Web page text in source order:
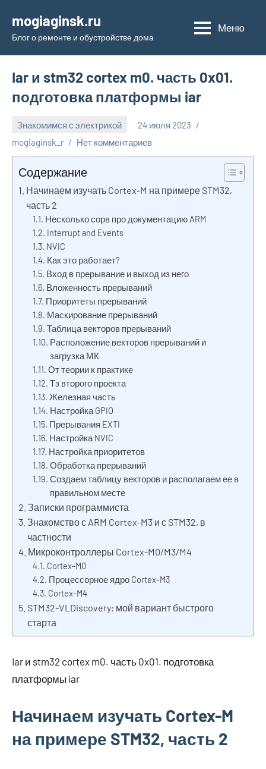
содержимому
mogiaginsk.ru
Блог о ремонте и обустройстве дома
Меню
Iar и stm32 cortex m0. часть 0x01.
подготовка платформы iar
Знакомимся с электрикой
24 июля 2023
mogiaginsk_r
Нет комментариев
Содержание
Начинаем изучать Cortex-M на примере STM32,
часть 2
Несколько сорв про документацию ARM
Interrupt and Events
NVIC
Как это работает?
Вход в прерывание и выход из него
Вложенность прерываний
Приоритеты прерываний
Маскирование прерываний
Таблица векторов прерываний
Расположение векторов прерываний и
загрузка МК
От теории к практике
Тз второго проекта
Железная часть
Настройка GPIO
Прерывания EXTI
Настройка NVIC
Настройка приоритетов
Обработка прерываний
Создаем таблицу векторов и располагаем ее в
правильном месте
Записки программиста
Знакомство с ARM Cortex-M3 и с STM32, в
частности
Микроконтроллеры Cortex-M0/M3/M4
Cortex-M0
Процессорное ядро Cortex-M3
Cortex-M4
STM32-VLDiscovery: мой вариант быстрого
старта
Iar и stm32 cortex m0. часть 0x01. подготовка
платформы iar
Начинаем изучать Cortex-M
на примере STM32, часть 2